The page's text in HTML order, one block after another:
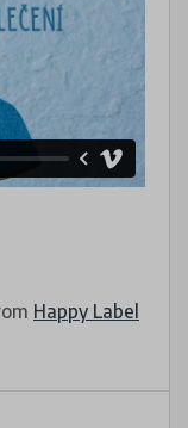
Happy Label